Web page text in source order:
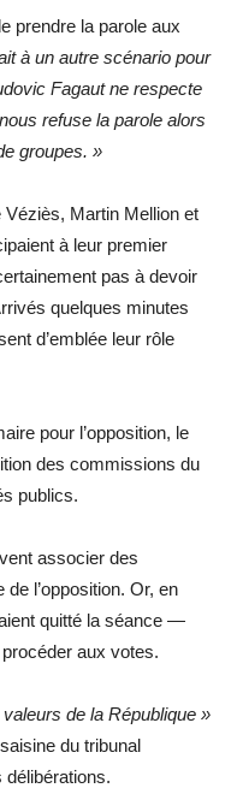
prendre la parole aux
à un autre scénario pour
Fagaut ne respecte
refuse la parole alors
groupes. »
Martin Mellion et
à leur premier
pas à devoir
quelques minutes
d’emblée leur rôle
pour l’opposition, le
des commissions du
publics.
associer des
l’opposition. Or, en
quitté la séance —
aux votes.
de la République »
du tribunal
délibérations.